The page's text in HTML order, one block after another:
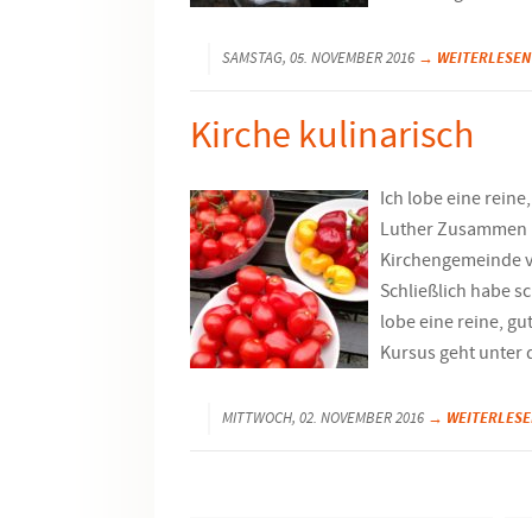
SAMSTAG, 05. NOVEMBER 2016 → WEITERLESEN
Kirche kulinarisch
Ich lobe eine
Luther
Kirchengemeinde
Schließlich habe
lobe eine reine,
Kursus geht
MITTWOCH, 02. NOVEMBER 2016 →